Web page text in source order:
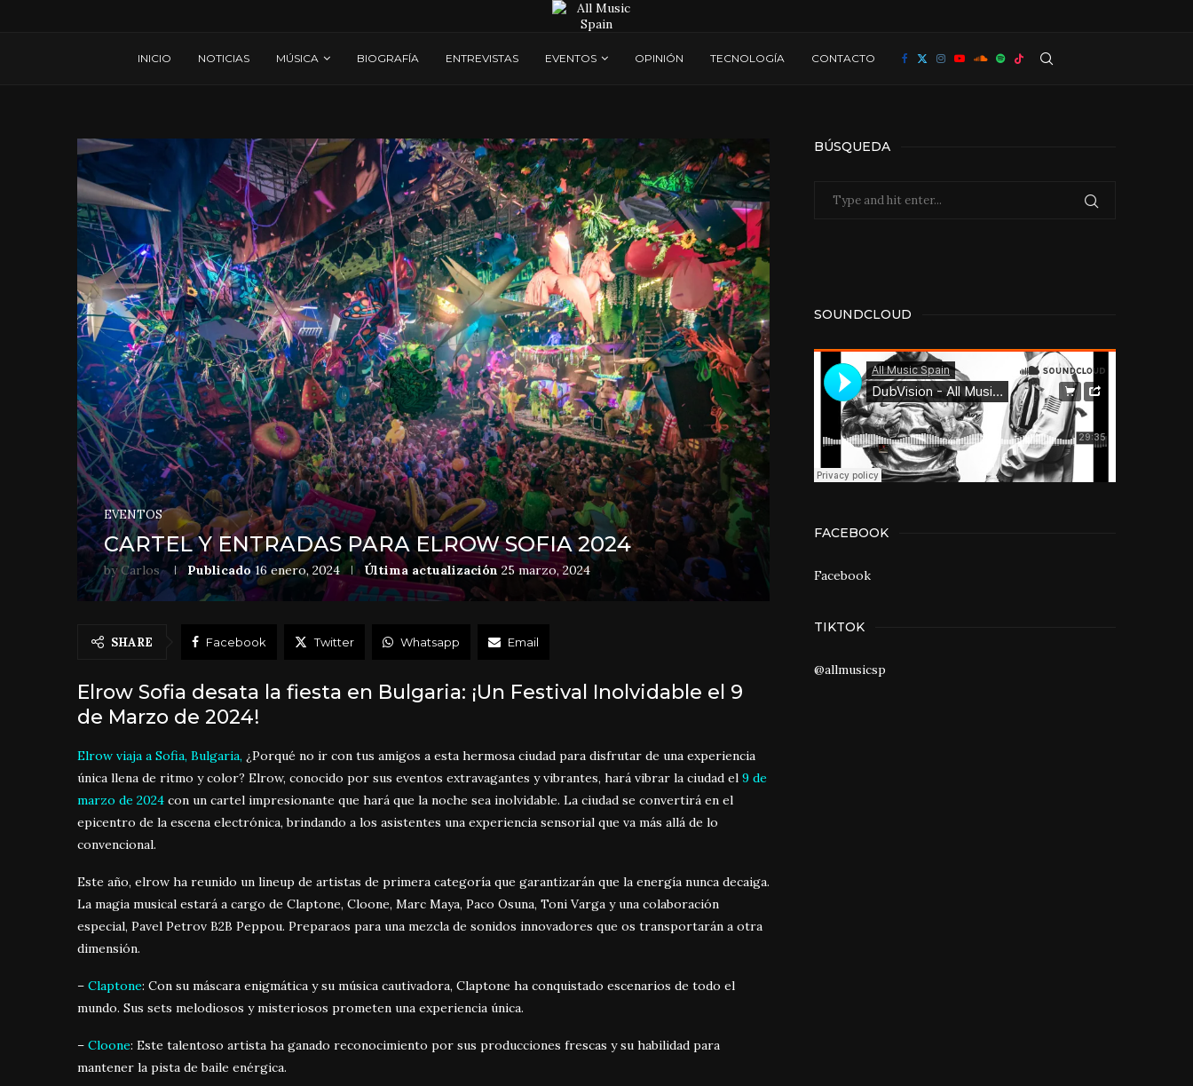
INICIO NOTICIAS MÚSICA BIOGRAFÍA ENTREVISTAS EVENTOS OPINIÓN TECNOLOGÍA CONTACTO
EVENTOS
CARTEL Y ENTRADAS PARA ELROW SOFIA 2024
by Carlos Publicado 16 enero, 2024 Última actualización 25 marzo, 2024
SHARE Facebook Twitter Whatsapp Email
Elrow Sofia desata la fiesta en Bulgaria: ¡Un Festival Inolvidable el 9
de Marzo de 2024!
Elrow viaja a Sofia, Bulgaria, ¿Porqué no ir con tus amigos a esta hermosa ciudad para disfrutar de una experiencia
única llena de ritmo y color? Elrow, conocido por sus eventos extravagantes y vibrantes, hará vibrar la ciudad el 9 de
marzo de 2024 con un cartel impresionante que hará que la noche sea inolvidable. La ciudad se convertirá en el
epicentro de la escena electrónica, brindando a los asistentes una experiencia sensorial que va más allá de lo
convencional.
Este año, elrow ha reunido un lineup de artistas de primera categoría que garantizarán que la energía nunca decaiga.
La magia musical estará a cargo de Claptone, Cloone, Marc Maya, Paco Osuna, Toni Varga y una colaboración
especial, Pavel Petrov B2B Peppou. Preparaos para una mezcla de sonidos innovadores que os transportarán a otra
dimensión.
– Claptone: Con su máscara enigmática y su música cautivadora, Claptone ha conquistado escenarios de todo el
mundo. Sus sets melodiosos y misteriosos prometen una experiencia única.
– Cloone: Este talentoso artista ha ganado reconocimiento por sus producciones frescas y su habilidad para
mantener la pista de baile enérgica.
BÚSQUEDA
SOUNDCLOUD
FACEBOOK
Facebook
TIKTOK
@allmusicsp